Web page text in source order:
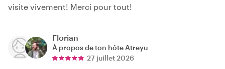
visite vivement! Merci pour tout!
Florian
À propos de ton hôte Atreyu
27 juillet 2026